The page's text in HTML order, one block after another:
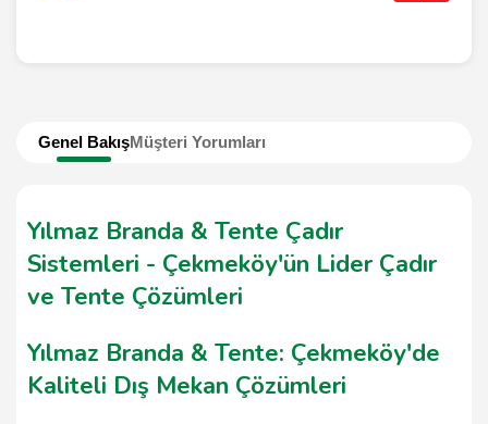
Genel BakışMüşteri Yorumları
Yılmaz Branda & Tente Çadır
Sistemleri - Çekmeköy'ün Lider Çadır
ve Tente Çözümleri
Yılmaz Branda & Tente: Çekmeköy'de
Kaliteli Dış Mekan Çözümleri